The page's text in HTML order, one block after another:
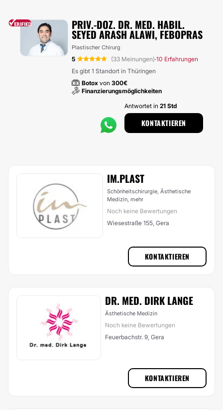
PRIV.-DOZ. DR. MED. HABIL.
SEYED ARASH ALAWI, FEBOPRAS
Plastischer Chirurg
5 (33 Meinungen)·10 Erfahrungen
Es gibt 1 Standort in Thüringen
Botox von 300€
Finanzierungsmöglichkeiten
Antwortet in 21 Std
KONTAKTIEREN
IM.PLAST
Schönheitschirurgie, Ästhetische
Medizin, mehr
Noch keine Bewertungen
Wiesestraße 155, Gera
KONTAKTIEREN
DR. MED. DIRK LANGE
Ästhetische Medizin
Noch keine Bewertungen
Feuerbachstr. 9, Gera
KONTAKTIEREN